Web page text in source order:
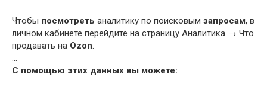
Чтобы посмотреть аналитику по поисковым запросам, в
личном кабинете перейдите на страницу Аналитика → Что
продавать на Ozon.
…
С помощью этих данных вы можете: